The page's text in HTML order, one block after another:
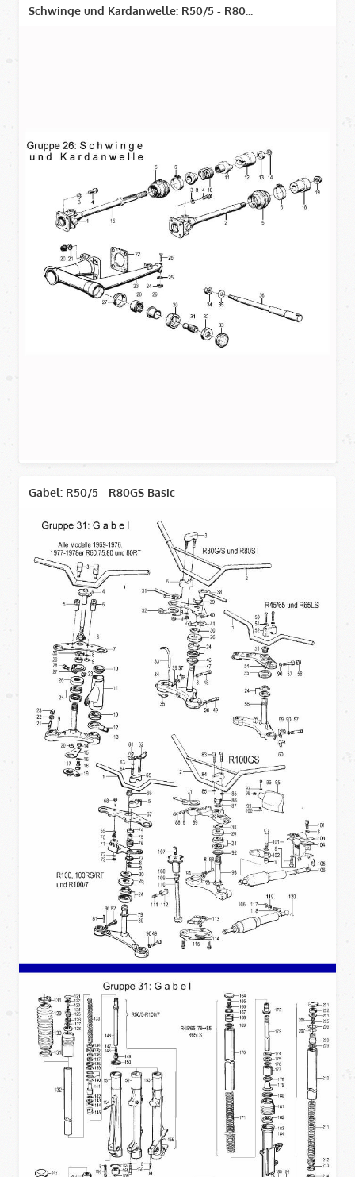
Schwinge und Kardanwelle: R50/5 - R80...
Gabel: R50/5 - R80GS Basic